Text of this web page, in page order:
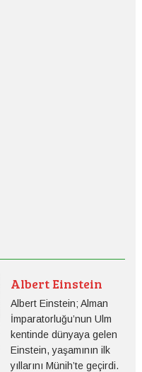
Albert Einstein
Albert Einstein; Alman
İmparatorluğu’nun Ulm
kentinde dünyaya gelen
Einstein, yaşamının ilk
yıllarını Münih’te geçirdi.